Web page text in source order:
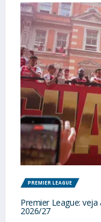
PREMIER LEAGUE
Premier League:
2026/27